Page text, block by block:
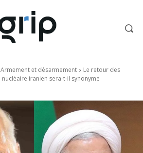
Armement et désarmement
Le retour des
nucléaire iranien sera-t-il synonyme